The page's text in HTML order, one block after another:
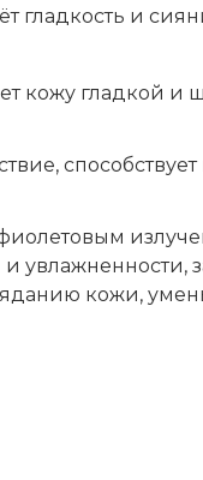
гладкость и
кожу гладкой и
и увлажненности,
кожи,